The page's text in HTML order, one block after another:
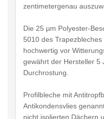
zentimetergenau
Die 25 µm Polyester-
5010 des
hochwertig vor
gewährt der Hersteller 5
Durchrostung.
Profilbleche mit
Antikondensvlies
nicht isolierten Dächern